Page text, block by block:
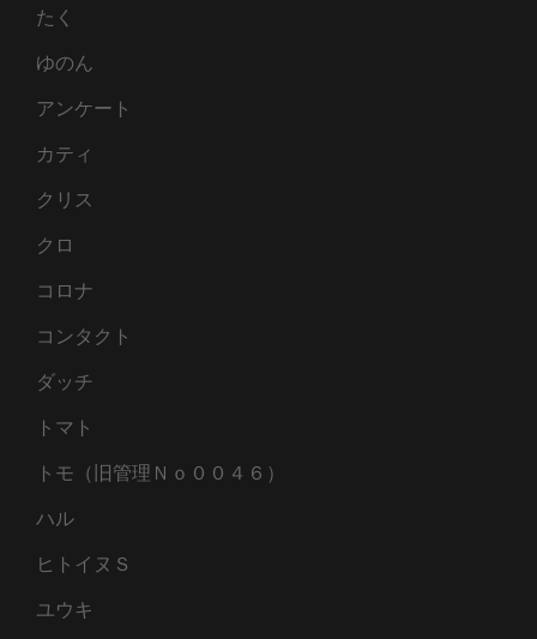
たく
ゆのん
アンケート
カティ
クリス
クロ
コロナ
コンタクト
ダッチ
トマト
トモ（旧管理Ｎｏ００４６）
ハル
ヒトイヌＳ
ユウキ